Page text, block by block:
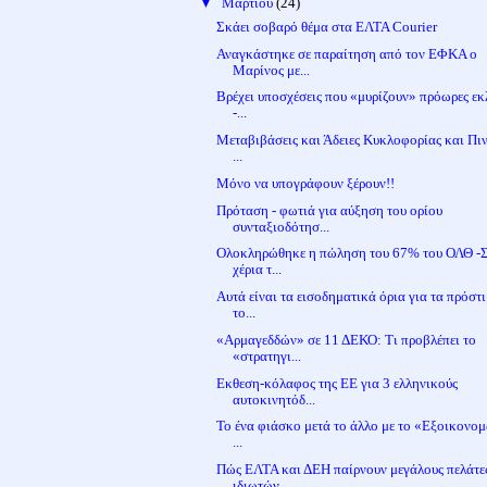
Σκάει σοβαρό θέμα στα ΕΛΤΑ Courier
Αναγκάστηκε σε παραίτηση από τον ΕΦΚΑ ο
Μαρίνος με...
Βρέχει υποσχέσεις που «μυρίζουν» πρόωρες
-...
Μεταβιβάσεις και Άδειες Κυκλοφορίας και
...
Μόνο να υπογράφουν ξέρουν!!
Πρόταση - φωτιά για αύξηση του ορίου
συνταξιοδότησ...
Ολοκληρώθηκε η πώληση του 67% του ΟΛΘ -
χέρια τ...
Αυτά είναι τα εισοδηματικά όρια για τα
το...
«Αρμαγεδδών» σε 11 ΔΕΚΟ: Τι προβλέπει το
«στρατηγι...
Εκθεση-κόλαφος της ΕΕ για 3 ελληνικούς
αυτοκινητόδ...
Το ένα φιάσκο μετά το άλλο με το
...
Πώς ΕΛΤΑ και ΔΕΗ παίρνουν μεγάλους